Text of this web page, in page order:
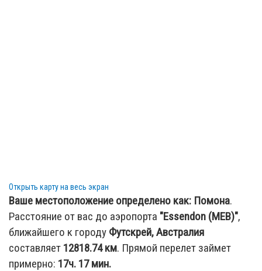
Открыть карту на весь экран
Ваше местоположение определено как: Помона.
Расстояние от вас до аэропорта "Essendon (MEB)",
ближайшего к городу Футскрей, Австралия
составляет 12818.74км. Прямой перелет займет
примерно: 17ч. 17 мин.